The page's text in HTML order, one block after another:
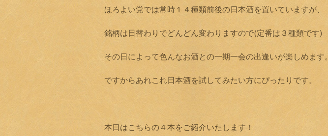
ほろよい党では常時１４種類前後の日本酒を置いていますが、
銘柄は日替わりでどんどん変わりますので(定番は３種類です)
その日によって色んなお酒との一期一会の出逢いが楽しめます。
ですからあれこれ日本酒を試してみたい方にぴったりです。
本日はこちらの４本をご紹介いたします！